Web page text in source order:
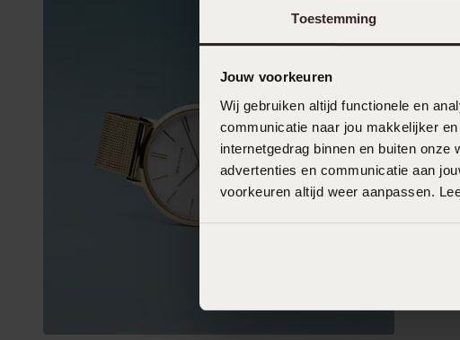
Toestemming
Jouw voorkeuren
Wij gebruiken altijd functionele en
communicatie naar jou makkelijker
internetgedrag binnen en buiten
advertenties en communicatie aan
voorkeuren altijd weer aanpassen.